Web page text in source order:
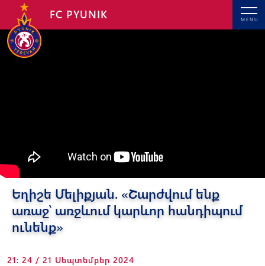
MENU
FC PYUNIK
Եղիշե Մելիքյան. «Շարժվում ենք
առաջ՝ առջևում կարևոր հանդիպում
ունենք»
21: 24 / 21 Սեպտեմբեր 2024